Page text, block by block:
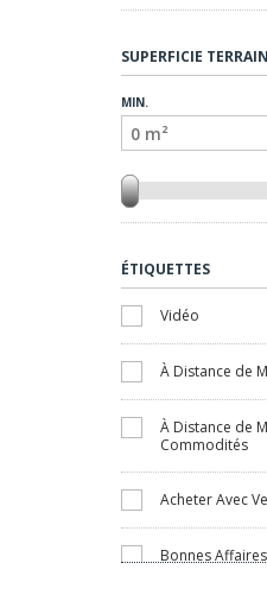
SUPERFICIE
MIN.
ÉTIQUETTES
Vidéo
À Distance de
À Distance de
Commodités
Acheter Avec
Bonnes Affaires
Appartements Dans